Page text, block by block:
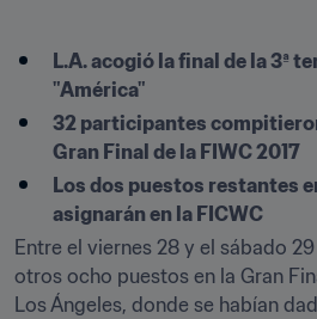
L.A. acogió la final de la 3ª
"América"
32 participantes
Gran Final de la FIWC 2017
Los dos puestos restantes
asignarán en la FICWC
Entre el viernes 28 y el sábado
otros ocho puestos en la Gran
Los Ángeles, donde se habían